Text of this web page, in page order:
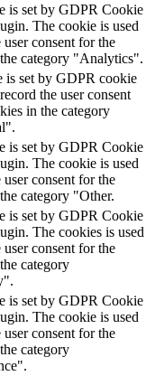
is set by GDPR Cookie
The cookie is used
user consent for the
category "Analytics".
is set by GDPR cookie
the user consent
in the category
is set by GDPR Cookie
The cookie is used
user consent for the
category "Other.
is set by GDPR Cookie
The cookies is used
user consent for the
category
is set by GDPR Cookie
The cookie is used
user consent for the
category